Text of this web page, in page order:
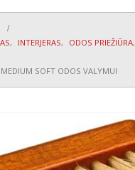
, INTERJERAS, ODOS PRIEŽIŪRA,
SOFT ODOS VALYMUI